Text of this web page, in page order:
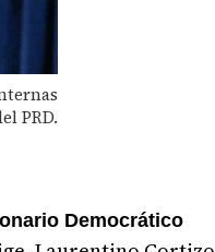
PRD.
Democrático